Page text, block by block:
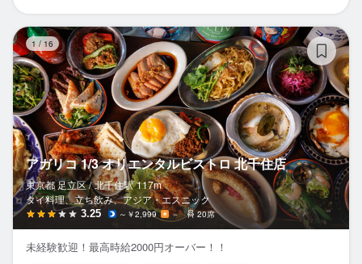
1/16
アガリコ 1/3 オリエンタルビストロ 北千住店
東京都 足立区 / 北千住駅 117m
タイ料理、立ち飲み、アジア・エスニック
3.25 ～￥2,999 － 20席
未経験歓迎！最高時給2000円オーバー！！